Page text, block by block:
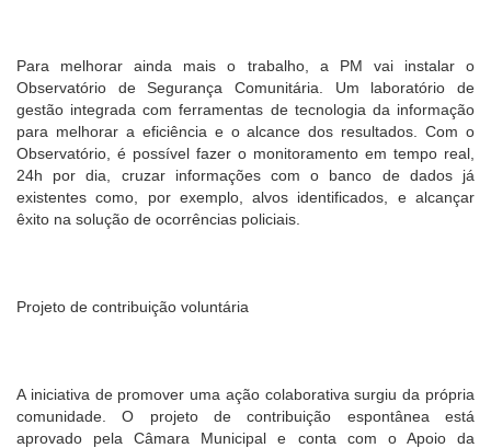
Para melhorar ainda mais o trabalho, a PM vai instalar o
Observatório de Segurança Comunitária. Um laboratório de
gestão integrada com ferramentas de tecnologia da informação
para melhorar a eficiência e o alcance dos resultados. Com o
Observatório, é possível fazer o monitoramento em tempo real,
24h por dia, cruzar informações com o banco de dados já
existentes como, por exemplo, alvos identificados, e alcançar
êxito na solução de ocorrências policiais.
Projeto de contribuição voluntária
A iniciativa de promover uma ação colaborativa surgiu da própria
comunidade. O projeto de contribuição espontânea está
aprovado pela Câmara Municipal e conta com o Apoio da